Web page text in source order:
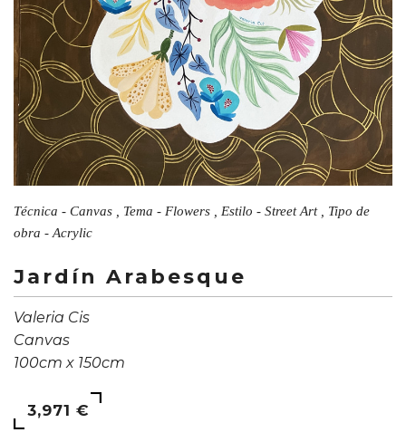
Técnica - Canvas , Tema - Flowers , Estilo - Street Art , Tipo de
obra - Acrylic
Jardín Arabesque
Valeria Cis
Canvas
100cm x 150cm
3,971 €